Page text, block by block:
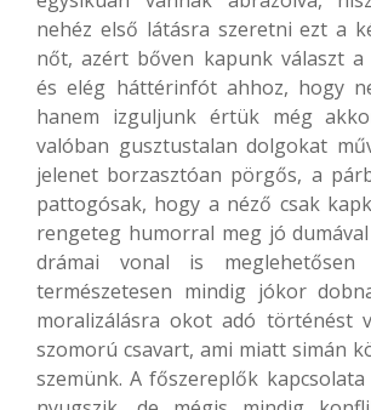
nehéz első látásra szeretni ezt a
nőt, azért bőven kapunk választ a
és elég háttérinfót ahhoz, hogy
hanem izguljunk értük még
valóban gusztustalan dolgokat
jelenet borzasztóan pörgős, a
pattogósak, hogy a néző csak
rengeteg humorral meg jó
drámai vonal is meglehetősen
természetesen mindig jókor
moralizálásra okot adó történést
szomorú csavart, ami miatt simán
szemünk. A főszereplők